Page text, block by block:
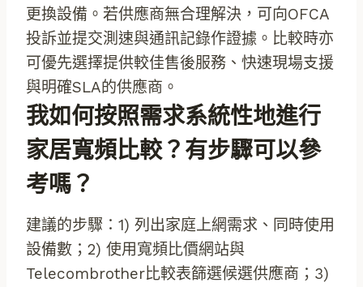
更換設備。若供應商無合理解決，可向OFCA
投訴並提交測速與通訊記錄作證據。比較時亦
可優先選擇提供較佳售後服務、快速現場支援
與明確SLA的供應商。
我如何按照需求系統性地進行
家居寬頻比較？有步驟可以參
考嗎？
建議的步驟：1) 列出家庭上網需求、同時使用
設備數；2) 使用寬頻比價網站與
Telecombrother比較表篩選候選供應商；3)